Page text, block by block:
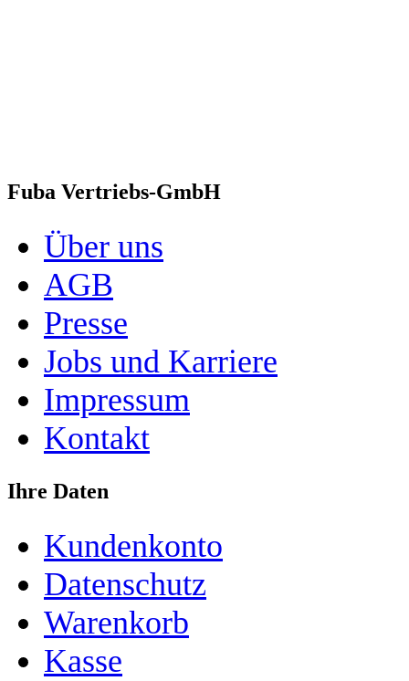
Fuba Vertriebs-GmbH
Über uns
AGB
Presse
Jobs und Karriere
Impressum
Kontakt
Ihre Daten
Kundenkonto
Datenschutz
Warenkorb
Kasse